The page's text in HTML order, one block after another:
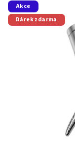
Akce
Dárek zdarma